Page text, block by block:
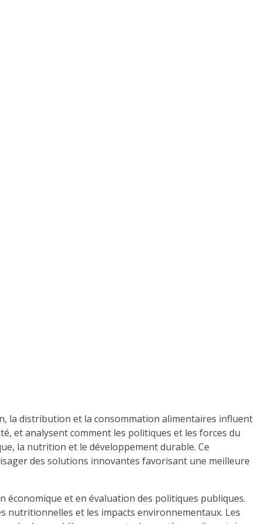
la distribution et la consommation alimentaires influent
et analysent comment les politiques et les forces du
la nutrition et le développement durable. Ce
des solutions innovantes favorisant une meilleure
économique et en évaluation des politiques publiques.
nutritionnelles et les impacts environnementaux. Les